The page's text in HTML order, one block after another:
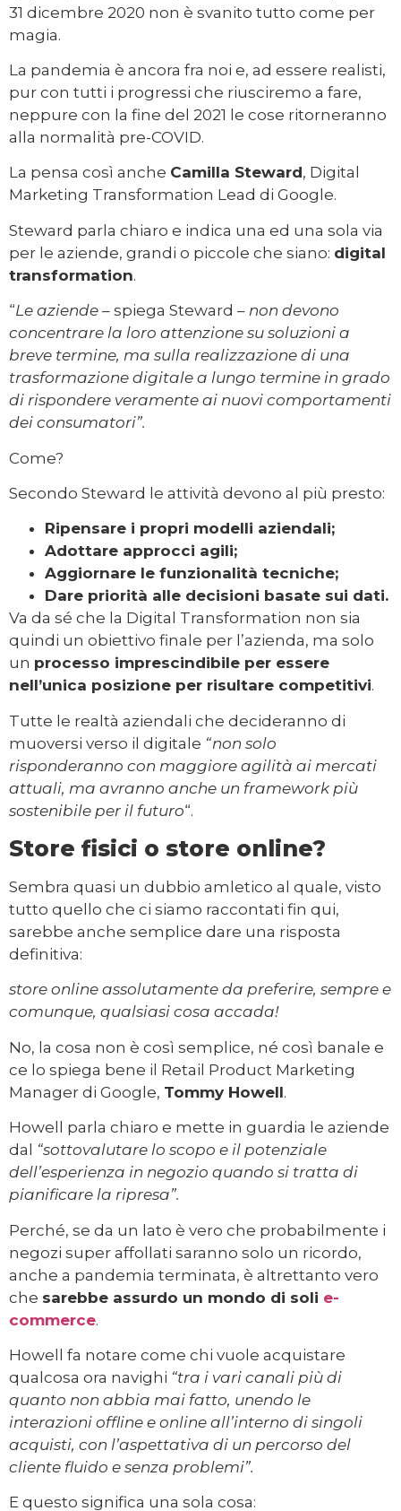
31 dicembre 2020 non è svanito tutto come per
magia.
La pandemia è ancora fra noi e, ad essere realisti,
pur con tutti i progressi che riusciremo a fare,
neppure con la fine del 2021 le cose ritorneranno
alla normalità pre-COVID.
La pensa così anche Camilla Steward, Digital
Marketing Transformation Lead di Google.
Steward parla chiaro e indica una ed una sola via
per le aziende, grandi o piccole che siano: digital
transformation.
“Le aziende – spiega Steward – non devono
concentrare la loro attenzione su soluzioni a
breve termine, ma sulla realizzazione di una
trasformazione digitale a lungo termine in grado
di rispondere veramente ai nuovi comportamenti
dei consumatori”.
Come?
Secondo Steward le attività devono al più presto:
Ripensare i propri modelli aziendali;
Adottare approcci agili;
Aggiornare le funzionalità tecniche;
Dare priorità alle decisioni basate sui dati.
Va da sé che la Digital Transformation non sia
quindi un obiettivo finale per l’azienda, ma solo
un processo imprescindibile per essere
nell’unica posizione per risultare competitivi.
Tutte le realtà aziendali che decideranno di
muoversi verso il digitale “non solo
risponderanno con maggiore agilità ai mercati
attuali, ma avranno anche un framework più
sostenibile per il futuro“.
Store fisici o store online?
Sembra quasi un dubbio amletico al quale, visto
tutto quello che ci siamo raccontati fin qui,
sarebbe anche semplice dare una risposta
definitiva:
store online assolutamente da preferire, sempre e
comunque, qualsiasi cosa accada!
No, la cosa non è così semplice, né così banale e
ce lo spiega bene il Retail Product Marketing
Manager di Google, Tommy Howell.
Howell parla chiaro e mette in guardia le aziende
dal “sottovalutare lo scopo e il potenziale
dell’esperienza in negozio quando si tratta di
pianificare la ripresa”.
Perché, se da un lato è vero che probabilmente i
negozi super affollati saranno solo un ricordo,
anche a pandemia terminata, è altrettanto vero
che sarebbe assurdo un mondo di soli e-
commerce.
Howell fa notare come chi vuole acquistare
qualcosa ora navighi “tra i vari canali più di
quanto non abbia mai fatto, unendo le
interazioni offline e online all’interno di singoli
acquisti, con l’aspettativa di un percorso del
cliente fluido e senza problemi”.
E questo significa una sola cosa: